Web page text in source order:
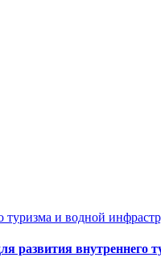
развития внутреннего